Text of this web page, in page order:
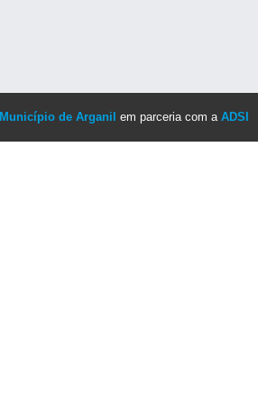
Município de Arganil em parceria com a ADSI